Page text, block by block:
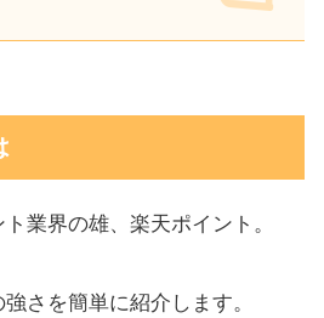
業界の雄、楽天ポイント。
さを簡単に紹介します。